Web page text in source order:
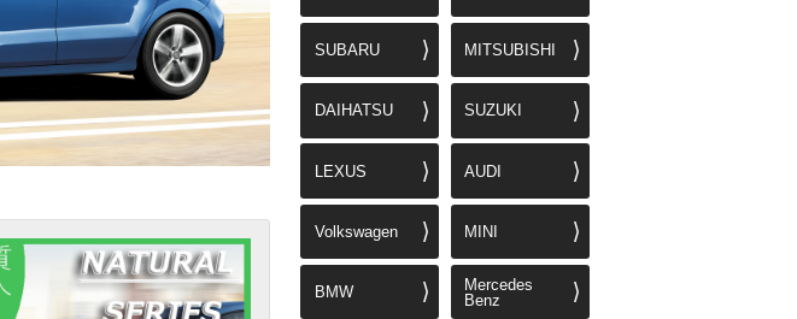
SUBARU MITSUBISHI
DAIHATSU SUZUKI
LEXUS AUDI
Volkswagen MINI
BMW
Mercedes
Benz